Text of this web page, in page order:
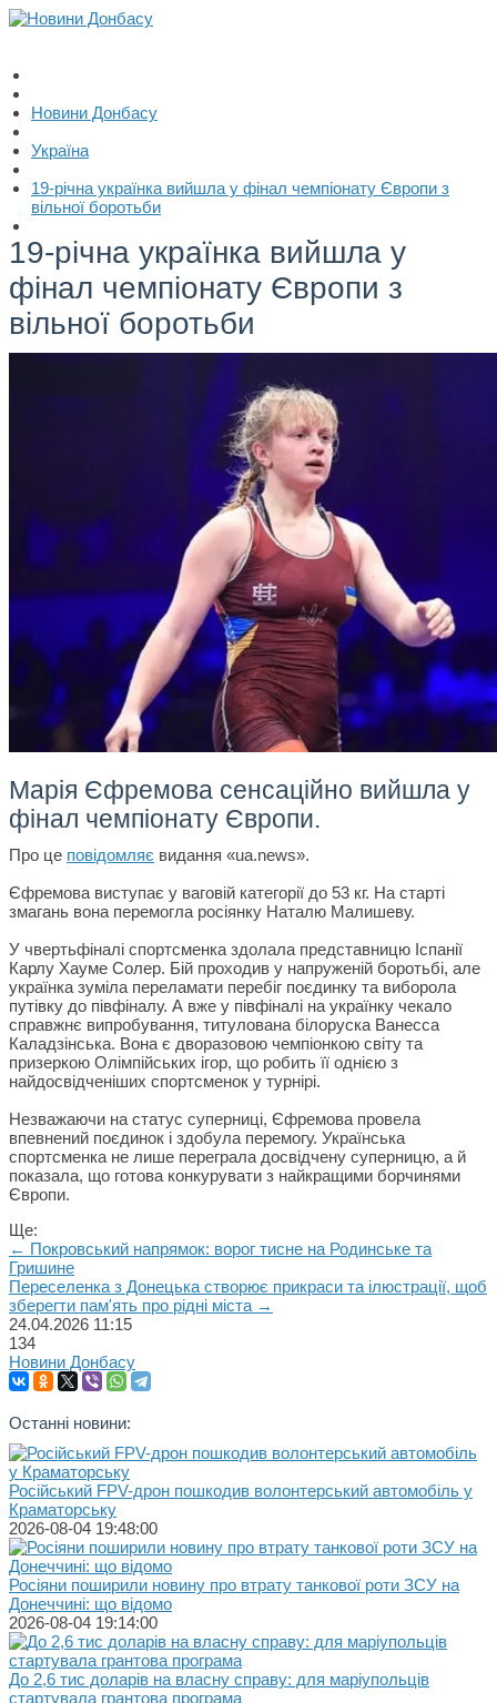
Новини Донбасу
Україна
19-річна українка вийшла у фінал чемпіонату Європи з
вільної боротьби
19-річна українка вийшла у
фінал чемпіонату Європи з
вільної боротьби
Марія Єфремова сенсаційно вийшла у
фінал чемпіонату Європи.
Про це повідомляє видання «ua.news».
Єфремова виступає у ваговій категорії до 53 кг. На старті
змагань вона перемогла росіянку Наталю Малишеву.
У чвертьфіналі спортсменка здолала представницю Іспанії
Карлу Хауме Солер. Бій проходив у напруженій боротьбі, але
українка зуміла переламати перебіг поєдинку та виборола
путівку до півфіналу. А вже у півфіналі на українку чекало
справжнє випробування, титулована білоруска Ванесса
Каладзінська. Вона є дворазовою чемпіонкою світу та
призеркою Олімпійських ігор, що робить її однією з
найдосвідченіших спортсменок у турнірі.
Незважаючи на статус суперниці, Єфремова провела
впевнений поєдинок і здобула перемогу. Українська
спортсменка не лише переграла досвідчену суперницю, а й
показала, що готова конкурувати з найкращими борчинями
Європи.
Ще:
← Покровський напрямок: ворог тисне на Родинське та
Гришине
Переселенка з Донецька створює прикраси та ілюстрації, щоб
зберегти пам'ять про рідні міста →
24.04.2026 11:15
134
Новини Донбасу
Останні новини:
Російський FPV-дрон пошкодив волонтерський автомобіль у
Краматорську
2026-08-04 19:48:00
Росіяни поширили новину про втрату танкової роти ЗСУ на
Донеччині: що відомо
2026-08-04 19:14:00
До 2,6 тис доларів на власну справу: для маріупольців
стартувала грантова програма